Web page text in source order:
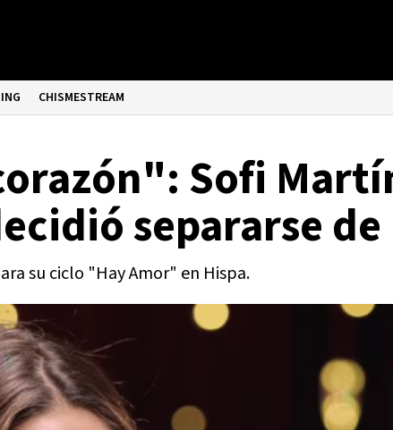
CHISMESTREAM
Sofi
separarse
su ciclo "Hay Amor" en Hispa.